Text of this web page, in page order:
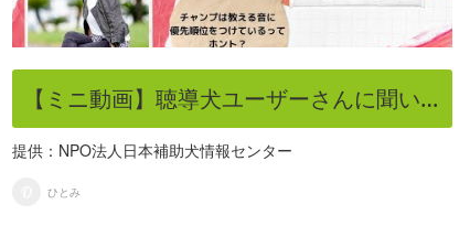
【ミニ動画】聴導犬ユーザーさんに聞い…
提供：NPO法人日本補助犬情報センター
ひとみ